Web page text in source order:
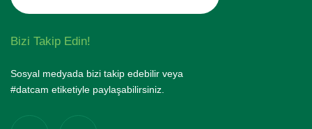
Bizi Takip Edin!
Sosyal medyada bizi takip edebilir veya
#datcam etiketiyle paylaşabilirsiniz.